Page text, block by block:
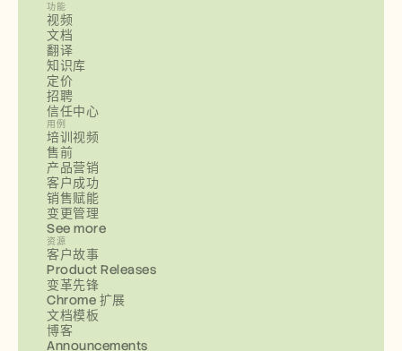
功能
视频
文档
翻译
知识库
定价
招聘
信任中心
用例
培训视频
售前
产品营销
客户成功
销售赋能
变更管理
See more
资源
客户故事
Product Releases
变革先锋
Chrome 扩展
文档模板
博客
Announcements